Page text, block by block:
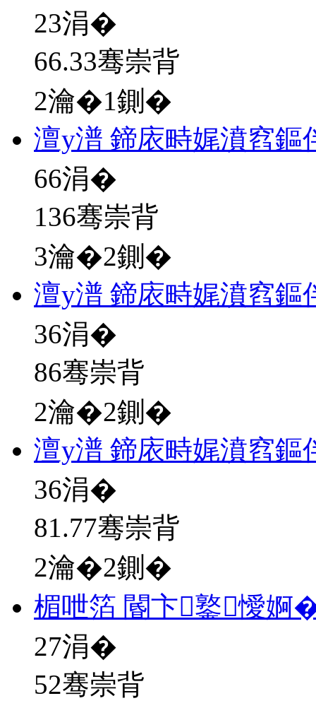
23涓�
66.33骞崇背
2瀹�1鍘�
澶у潽 鍗庡畤娓濆窞鏂
66涓�
136骞崇背
3瀹�2鍘�
澶у潽 鍗庡畤娓濆窞鏂
36涓�
86骞崇背
2瀹�2鍘�
澶у潽 鍗庡畤娓濆窞鏂
36涓�
81.77骞崇背
2瀹�2鍘�
楣呭箔 閽卞鐜懓婀
27涓�
52骞崇背